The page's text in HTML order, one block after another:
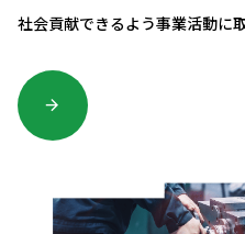
社会貢献できるよう事業活動に
arrow_forward